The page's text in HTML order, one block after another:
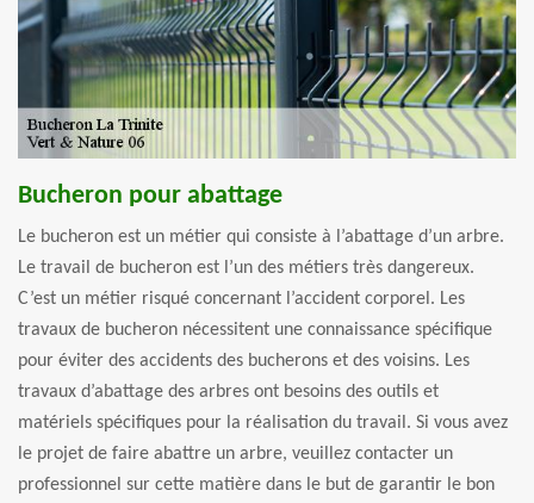
Bucheron pour abattage
Le bucheron est un métier qui consiste à l’abattage d’un arbre.
Le travail de bucheron est l’un des métiers très dangereux.
C’est un métier risqué concernant l’accident corporel. Les
travaux de bucheron nécessitent une connaissance spécifique
pour éviter des accidents des bucherons et des voisins. Les
travaux d’abattage des arbres ont besoins des outils et
matériels spécifiques pour la réalisation du travail. Si vous avez
le projet de faire abattre un arbre, veuillez contacter un
professionnel sur cette matière dans le but de garantir le bon